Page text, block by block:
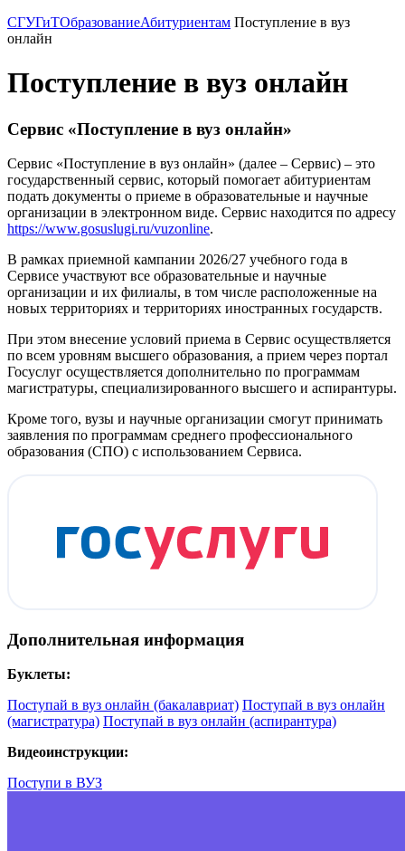
СГУГиТОбразованиеАбитуриентам Поступление в вуз
онлайн
Поступление в вуз онлайн
Сервис «Поступление в вуз онлайн»
Сервис «Поступление в вуз онлайн» (далее – Сервис) – это
государственный сервис, который помогает абитуриентам
подать документы о приеме в образовательные и научные
организации в электронном виде. Сервис находится по адресу
https://www.gosuslugi.ru/vuzonline.
В рамках приемной кампании 2026/27 учебного года в
Сервисе участвуют все образовательные и научные
организации и их филиалы, в том числе расположенные на
новых территориях и территориях иностранных государств.
При этом внесение условий приема в Сервис осуществляется
по всем уровням высшего образования, а прием через портал
Госуслуг осуществляется дополнительно по программам
магистратуры, специализированного высшего и аспирантуры.
Кроме того, вузы и научные организации смогут принимать
заявления по программам среднего профессионального
образования (СПО) с использованием Сервиса.
Дополнительная информация
Буклеты:
Поступай в вуз онлайн (бакалавриат) Поступай в вуз онлайн
(магистратура) Поступай в вуз онлайн (аспирантура)
Видеоинструкции:
Поступи в ВУЗ